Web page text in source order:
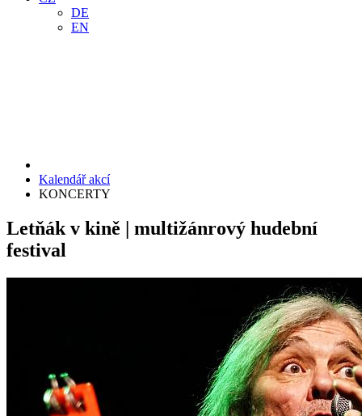
DE
EN
Kalendář akcí
KONCERTY
Letňák v kině | multižánrový hudební
festival